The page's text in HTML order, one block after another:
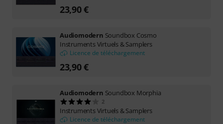
23,90 €
Audiomodern Soundbox Cosmo
Instruments Virtuels & Samplers
Licence de téléchargement
23,90 €
Audiomodern Soundbox Morphia
2
Instruments Virtuels & Samplers
Licence de téléchargement